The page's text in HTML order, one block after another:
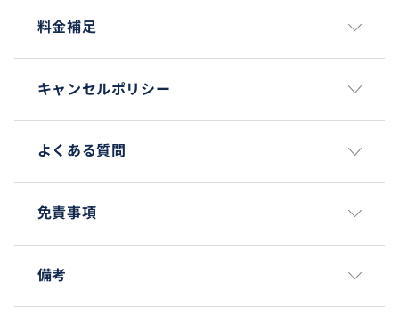
料金補足
キャンセルポリシー
よくある質問
免責事項
備考